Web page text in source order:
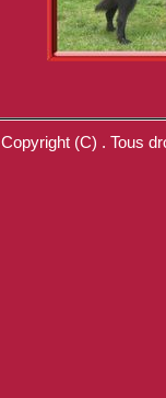
Copyright (C) . Tous